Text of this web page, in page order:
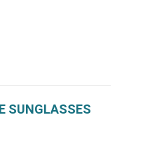
SUNGLASSES